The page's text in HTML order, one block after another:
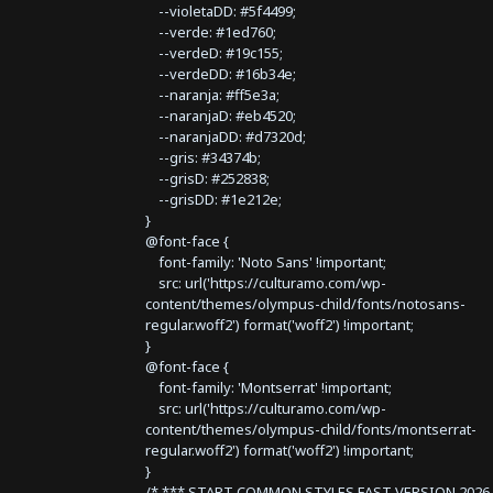
--violetaDD: #5f4499;
--verde: #1ed760;
--verdeD: #19c155;
--verdeDD: #16b34e;
--naranja: #ff5e3a;
--naranjaD: #eb4520;
--naranjaDD: #d7320d;
--gris: #34374b;
--grisD: #252838;
--grisDD: #1e212e;
}
@font-face {
font-family: 'Noto Sans' !important;
src: url('https://culturamo.com/wp-
content/themes/olympus-child/fonts/notosans-
regular.woff2') format('woff2') !important;
}
@font-face {
font-family: 'Montserrat' !important;
src: url('https://culturamo.com/wp-
content/themes/olympus-child/fonts/montserrat-
regular.woff2') format('woff2') !important;
}